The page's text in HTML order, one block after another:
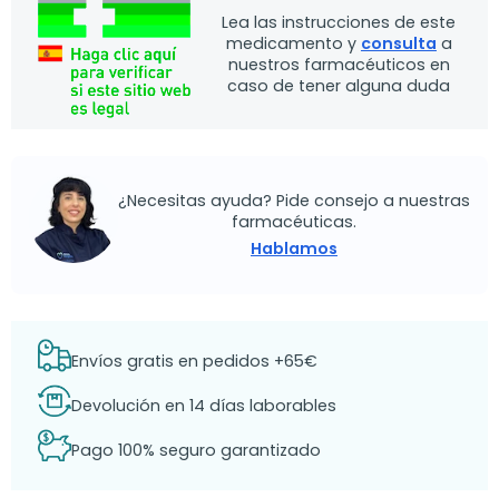
Lea las instrucciones de este
medicamento y consulta a
nuestros farmacéuticos en
caso de tener alguna duda
¿Necesitas ayuda? Pide consejo a nuestras
farmacéuticas.
Hablamos
Envíos gratis en pedidos +65€
Devolución en 14 días laborables
Pago 100% seguro garantizado